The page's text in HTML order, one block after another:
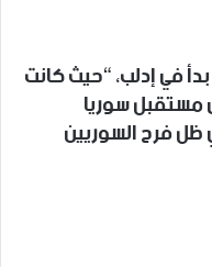
في إدلب، “حيث كانت
مستقبل سوريا
ظل فرح السوريين